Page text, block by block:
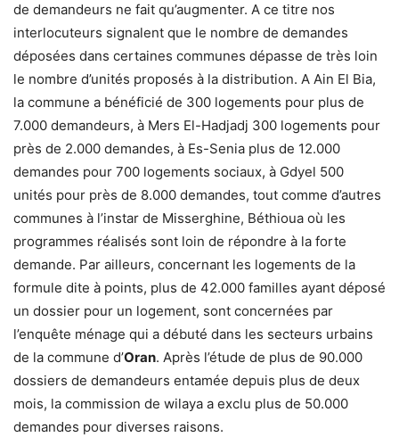
de demandeurs ne fait qu’augmenter. A ce titre nos
interlocuteurs signalent que le nombre de demandes
déposées dans certaines communes dépasse de très loin
le nombre d’unités proposés à la distribution. A Ain El Bia,
la commune a bénéficié de 300 logements pour plus de
7.000 demandeurs, à Mers El-Hadjadj 300 logements pour
près de 2.000 demandes, à Es-Senia plus de 12.000
demandes pour 700 logements sociaux, à Gdyel 500
unités pour près de 8.000 demandes, tout comme d’autres
communes à l’instar de Misserghine, Béthioua où les
programmes réalisés sont loin de répondre à la forte
demande. Par ailleurs, concernant les logements de la
formule dite à points, plus de 42.000 familles ayant déposé
un dossier pour un logement, sont concernées par
l’enquête ménage qui a débuté dans les secteurs urbains
de la commune d’Oran. Après l’étude de plus de 90.000
dossiers de demandeurs entamée depuis plus de deux
mois, la commission de wilaya a exclu plus de 50.000
demandes pour diverses raisons.